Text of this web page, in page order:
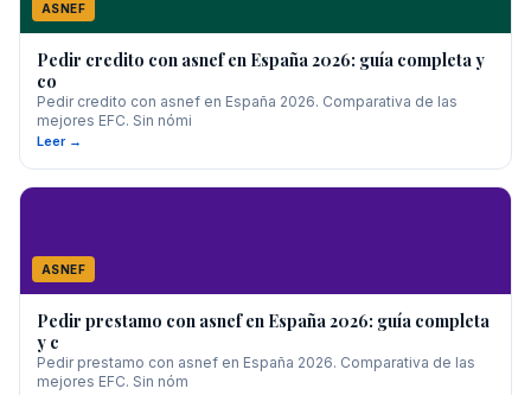
ASNEF
Pedir credito con asnef en España 2026: guía completa y
co
Pedir credito con asnef en España 2026. Comparativa de las
mejores EFC. Sin nómi
Leer →
ASNEF
Pedir prestamo con asnef en España 2026: guía completa
y c
Pedir prestamo con asnef en España 2026. Comparativa de las
mejores EFC. Sin nóm